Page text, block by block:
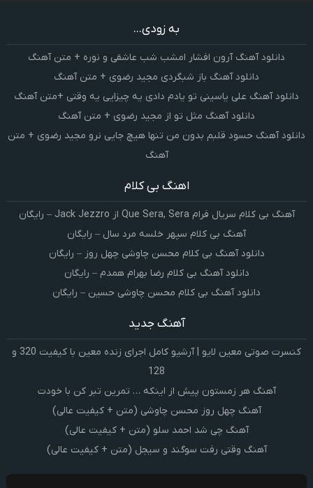
به زودی...
دانلود آهنگ آرون افشار امشب شب عاشقی و نوره + متن آهنگ
دانلود آهنگ باز شبگردی مجید رضوی + متن آهنگ
دانلود آهنگ علی یاسینی تو یادم دادی یه چیزایی یه وقتی +متن آهنگ
دانلود آهنگ مثل تو از مجید رضوی + متن آهنگ
دانلود آهنگ حسود قلبم بدون من تنها هیچ جایی نرو مجید رضوی + متن
آهنگ
اهنگ بی کلام
آهنگ بی کلام سریال فرام Que Sera, Sera از Jack Jezzro – رایگان
آهنگ بی کلام سپهر خلسه مرد سال – رایگان
دانلود آهنگ بی کلام محسن چاوشی چهل روز – رایگان
دانلود آهنگ بی کلام رضا بهرام همدم – رایگان
دانلود آهنگ بی کلام محسن چاوشی حسین – رایگان
آهنگ جدید
کنسرت صوتی معین لایو | آرشیو کامل اجرای زنده معین با کیفیت 320 و
128
آهنگ هر زمستون پیش از اینکه … تمرین تبر کن با خودت
آهنگ چهل روز محسن چاوشی (متن + کیفیت عالی)
آهنگ چی شد احمد سلو (متن + کیفیت عالی)
آهنگ وقتی رفت سوگند و سیجل (متن + کیفیت عالی)